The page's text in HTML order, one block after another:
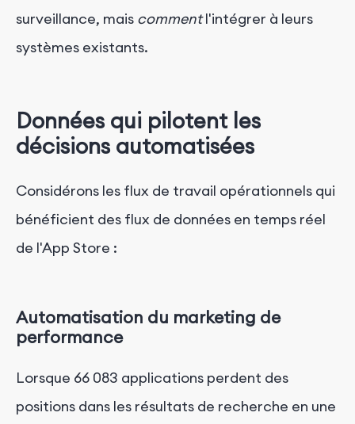
surveillance, mais commentl'intégrer à leurs
systèmes existants.
Données qui pilotent les
décisions automatisées
Considérons les flux de travail opérationnels qui
bénéficient des flux de données en temps réel
de l'App Store :
Automatisation du marketing de
performance
Lorsque 66 083 applications perdent des
positions dans les résultats de recherche en une